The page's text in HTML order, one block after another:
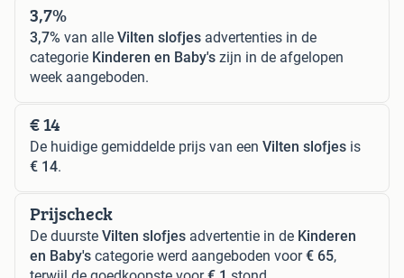
3,7%
3,7% van alle Vilten slofjes advertenties in de
categorie Kinderen en Baby's zijn in de afgelopen
week aangeboden.
€ 14
De huidige gemiddelde prijs van een Vilten slofjes is
€ 14.
Prijscheck
De duurste Vilten slofjes advertentie in de Kinderen
en Baby's categorie werd aangeboden voor€ 65,